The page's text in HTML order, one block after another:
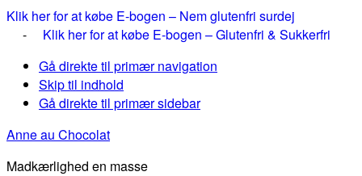
Klik her for at købe E-bogen – Nem glutenfri surdej
- Klik her for at købe E-bogen – Glutenfri & Sukkerfri
Gå direkte til primær navigation
Skip til indhold
Gå direkte til primær sidebar
Anne au Chocolat
Madkærlighed en masse